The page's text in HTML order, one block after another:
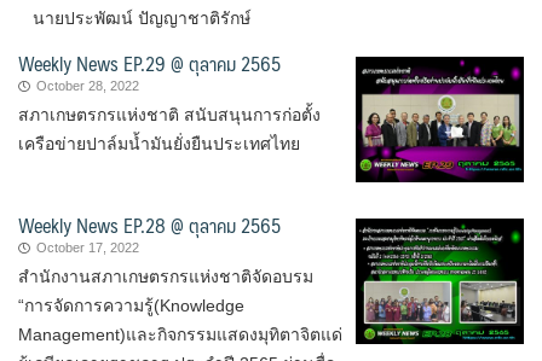
นายประพัฒน์ ปัญญาชาติรักษ์
Weekly News EP.29 @ ตุลาคม 2565
October 28, 2022
สภาเกษตรกรแห่งชาติ สนับสนุนการก่อตั้ง
เครือข่ายปาล์มน้ำมันยั่งยืนประเทศไทย
Weekly News EP.28 @ ตุลาคม 2565
October 17, 2022
สำนักงานสภาเกษตรกรแห่งชาติจัดอบรม
“การจัดการความรู้(Knowledge
Management)และกิจกรรมแสดงมุทิตาจิตแด่